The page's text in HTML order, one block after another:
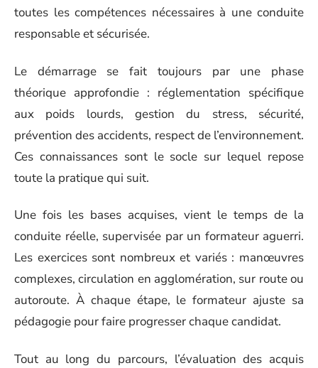
toutes les compétences nécessaires à une conduite
responsable et sécurisée.
Le démarrage se fait toujours par une phase
théorique approfondie : réglementation spécifique
aux poids lourds, gestion du stress, sécurité,
prévention des accidents, respect de l’environnement.
Ces connaissances sont le socle sur lequel repose
toute la pratique qui suit.
Une fois les bases acquises, vient le temps de la
conduite réelle, supervisée par un formateur aguerri.
Les exercices sont nombreux et variés : manœuvres
complexes, circulation en agglomération, sur route ou
autoroute. À chaque étape, le formateur ajuste sa
pédagogie pour faire progresser chaque candidat.
Tout au long du parcours, l’évaluation des acquis